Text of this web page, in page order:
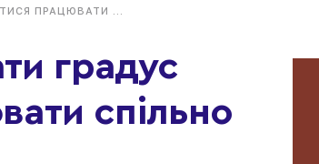
ПРАЦЮВАТИ ...
градус
спільно